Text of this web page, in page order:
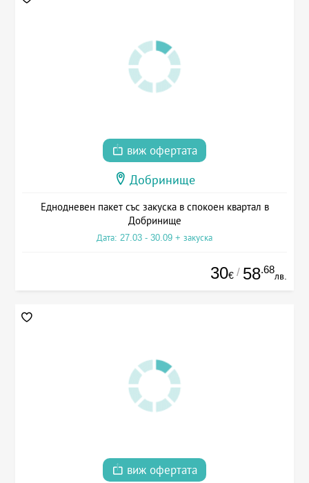
виж офертата
Добринище
Еднодневен пакет със закуска в спокоен квартал в
Добринище
Дата: 27.03 - 30.09 + закуска
30€ / 58.68
лв.
виж офертата